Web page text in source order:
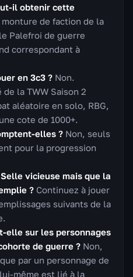
il obtenir cette
monture de faction de la
Palefroi de guerre
correspondant à
en 3c3 ? Non.
la TWW Saison 2
aléatoire en solo, RBG,
cote de 1000+.
elles ? Non, seuls
pour la progression
vicieuse mais que la
? Continuez à jouer
suivants de la
elle sur les personnages
de guerre ? Non,
par un personnage de
même est lié à la